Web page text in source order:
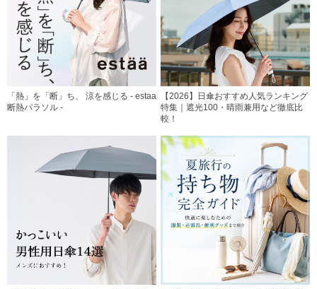
「熱」を「断」ち、 涼を感じる - estaa
断熱パラソル -
【2026】日傘おすすめ人気ランキング
特集｜遮光100・晴雨兼用など徹底比
較！